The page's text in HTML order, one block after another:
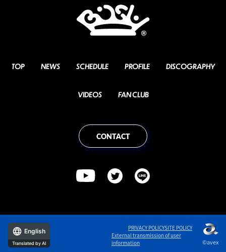
TOP NEWS SCHEDULE PROFILE DISCOGRAPHY
VIDEOS FAN CLUB
CONTACT
PRIVACY POLICYSITE POLICY
External transmission of user
information
©avex
English
Translated by AI